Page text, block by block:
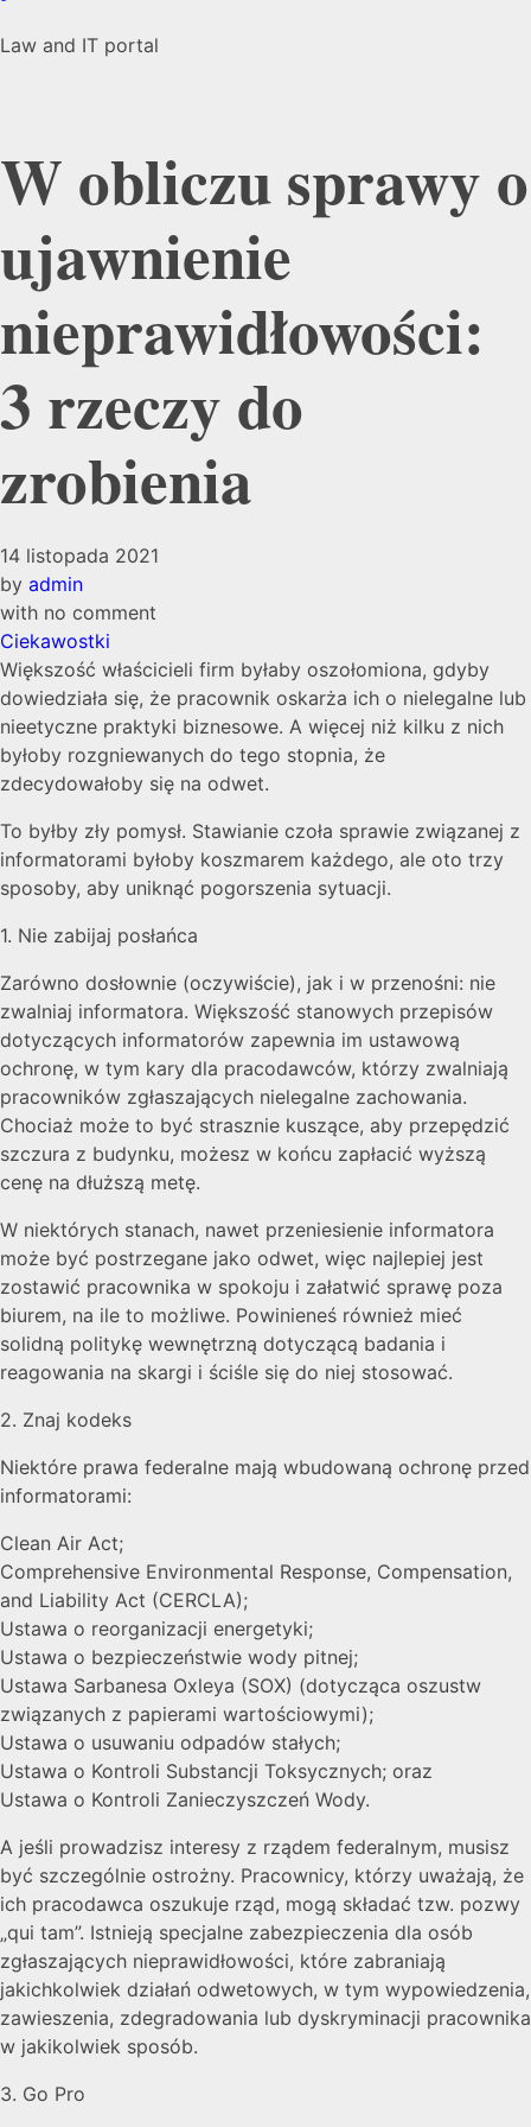
Law and IT portal
W obliczu sprawy o
ujawnienie
nieprawidłowości:
3 rzeczy do
zrobienia
14 listopada 2021
by admin
with no comment
Ciekawostki
Większość właścicieli firm byłaby oszołomiona, gdyby
dowiedziała się, że pracownik oskarża ich o nielegalne lub
nieetyczne praktyki biznesowe. A więcej niż kilku z nich
byłoby rozgniewanych do tego stopnia, że
zdecydowałoby się na odwet.
To byłby zły pomysł. Stawianie czoła sprawie związanej z
informatorami byłoby koszmarem każdego, ale oto trzy
sposoby, aby uniknąć pogorszenia sytuacji.
1. Nie zabijaj posłańca
Zarówno dosłownie (oczywiście), jak i w przenośni: nie
zwalniaj informatora. Większość stanowych przepisów
dotyczących informatorów zapewnia im ustawową
ochronę, w tym kary dla pracodawców, którzy zwalniają
pracowników zgłaszających nielegalne zachowania.
Chociaż może to być strasznie kuszące, aby przepędzić
szczura z budynku, możesz w końcu zapłacić wyższą
cenę na dłuższą metę.
W niektórych stanach, nawet przeniesienie informatora
może być postrzegane jako odwet, więc najlepiej jest
zostawić pracownika w spokoju i załatwić sprawę poza
biurem, na ile to możliwe. Powinieneś również mieć
solidną politykę wewnętrzną dotyczącą badania i
reagowania na skargi i ściśle się do niej stosować.
2. Znaj kodeks
Niektóre prawa federalne mają wbudowaną ochronę przed
informatorami:
Clean Air Act;
Comprehensive Environmental Response, Compensation,
and Liability Act (CERCLA);
Ustawa o reorganizacji energetyki;
Ustawa o bezpieczeństwie wody pitnej;
Ustawa Sarbanesa Oxleya (SOX) (dotycząca oszustw
związanych z papierami wartościowymi);
Ustawa o usuwaniu odpadów stałych;
Ustawa o Kontroli Substancji Toksycznych; oraz
Ustawa o Kontroli Zanieczyszczeń Wody.
A jeśli prowadzisz interesy z rządem federalnym, musisz
być szczególnie ostrożny. Pracownicy, którzy uważają, że
ich pracodawca oszukuje rząd, mogą składać tzw. pozwy
„qui tam”. Istnieją specjalne zabezpieczenia dla osób
zgłaszających nieprawidłowości, które zabraniają
jakichkolwiek działań odwetowych, w tym wypowiedzenia,
zawieszenia, zdegradowania lub dyskryminacji pracownika
w jakikolwiek sposób.
3. Go Pro